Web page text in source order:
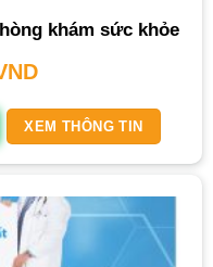
khám sức khỏe
XEM THÔNG TIN